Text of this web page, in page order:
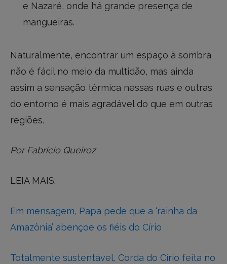
e Nazaré, onde há grande presença de
mangueiras.
Naturalmente, encontrar um espaço à sombra
não é fácil no meio da multidão, mas ainda
assim a sensação térmica nessas ruas e outras
do entorno é mais agradável do que em outras
regiões.
Por Fabrício Queiroz
LEIA MAIS:
Em mensagem, Papa pede que a ‘rainha da
Amazônia’ abençoe os fiéis do Círio
Totalmente sustentável, Corda do Círio feita no